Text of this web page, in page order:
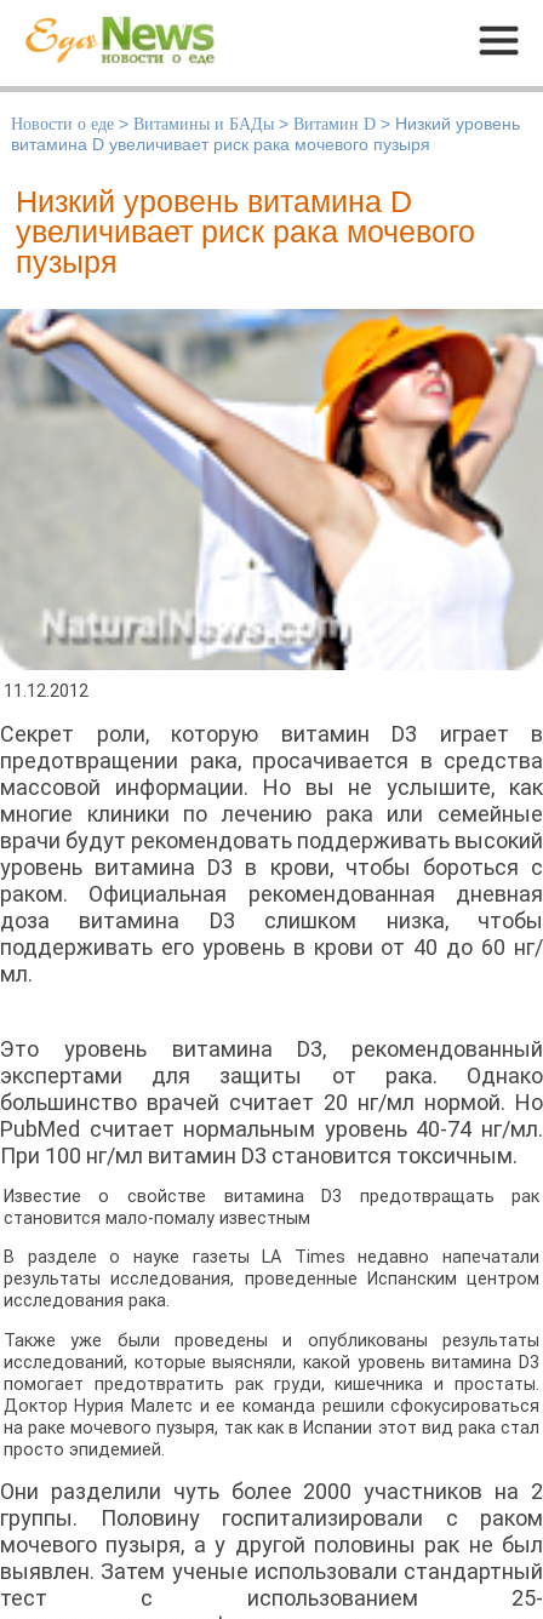
Меню
Новости о еде > Витамины и БАДы > Витамин D > Низкий уровень
витамина D увеличивает риск рака мочевого пузыря
Низкий уровень витамина D
увеличивает риск рака мочевого
пузыря
11.12.2012
Секрет роли, которую витамин D3 играет в
предотвращении рака, просачивается в средства
массовой информации. Но вы не услышите, как
многие клиники по лечению рака или семейные
врачи будут рекомендовать поддерживать высокий
уровень витамина D3 в крови, чтобы бороться с
раком. Официальная рекомендованная дневная
доза витамина D3 слишком низка, чтобы
поддерживать его уровень в крови от 40 до 60 нг/
мл.
Это уровень витамина D3, рекомендованный
экспертами для защиты от рака. Однако
большинство врачей считает 20 нг/мл нормой. Но
PubMed считает нормальным уровень 40-74 нг/мл.
При 100 нг/мл витамин D3 становится токсичным.
Известие о свойстве витамина D3 предотвращать рак
становится мало-помалу известным
В разделе о науке газеты LA Times недавно напечатали
результаты исследования, проведенные Испанским центром
исследования рака.
Также уже были проведены и опубликованы результаты
исследований, которые выясняли, какой уровень витамина D3
помогает предотвратить рак груди, кишечника и простаты.
Доктор Нурия Малетс и ее команда решили сфокусироваться
на раке мочевого пузыря, так как в Испании этот вид рака стал
просто эпидемией.
Они разделили чуть более 2000 участников на 2
группы. Половину госпитализировали с раком
мочевого пузыря, а у другой половины рак не был
выявлен. Затем ученые использовали стандартный
тест с использованием 25-